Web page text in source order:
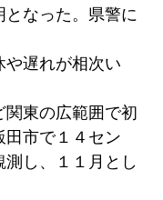
となった。県警に
遅れが相次い
東の広範囲で初
田市で１４セン
し、１１月とし